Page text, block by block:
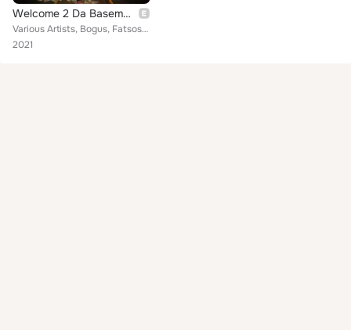
Welcome 2 Da Basement
Various Artists, Bogus, Fatsosa, Cino So Wavy, DJ Basement Boy, Sixteen Hunit Pe$o, Ganxsta Love feat. Macadoja TMS, Eddie MMack...
2021